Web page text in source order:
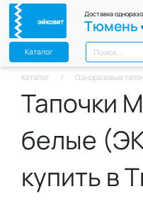
Доставка
Тюмень
Каталог
Каталог Одноразовые
Тапочки
белые
купить в